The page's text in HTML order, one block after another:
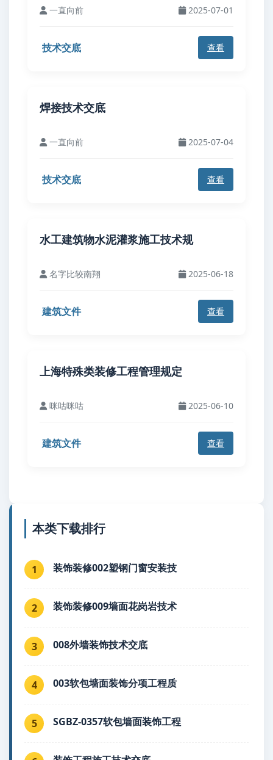
一直向前 2025-07-01
技术交底 查看
焊接技术交底
一直向前 2025-07-04
技术交底 查看
水工建筑物水泥灌浆施工技术规
名字比较南翔 2025-06-18
建筑文件 查看
上海特殊类装修工程管理规定
咪咕咪咕 2025-06-10
建筑文件 查看
本类下载排行
1 装饰装修002塑钢门窗安装技
2 装饰装修009墙面花岗岩技术
3 008外墙装饰技术交底
4 003软包墙面装饰分项工程质
5 SGBZ-0357软包墙面装饰工程